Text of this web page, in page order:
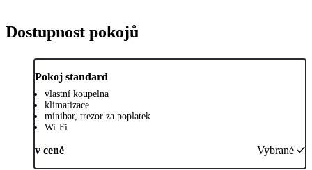
Dostupnost pokojů
Pokoj standard
vlastní koupelna
klimatizace
minibar, trezor za poplatek
Wi-Fi
v ceně Vybrané